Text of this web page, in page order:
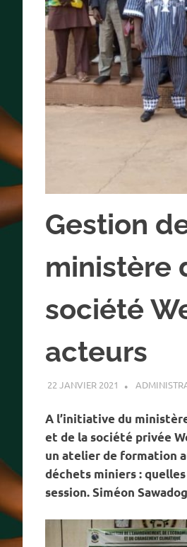
Gestion
ministère
société
acteurs
22 JANVIER 2021
A l’initiative du
et de la société privée
un atelier de formation
déchets miniers :
session. Siméon